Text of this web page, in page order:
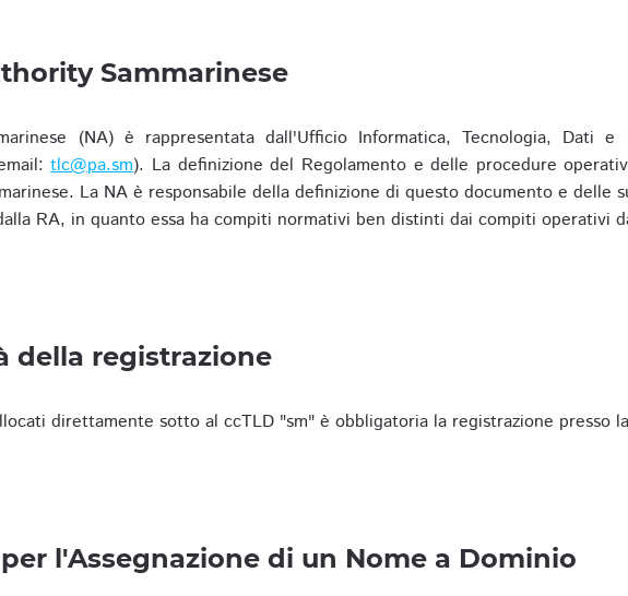
Sammarinese
(NA) è rappresentata dall'Ufficio Informatica, Tecnologia, Dati
tlc@pa.sm). La definizione del Regolamento e delle procedure
La NA è responsabile della definizione di questo documento e delle
RA, in quanto essa ha compiti normativi ben distinti dai compiti operativi
della registrazione
direttamente sotto al ccTLD "sm" è obbligatoria la registrazione presso
l'Assegnazione di un Nome a Dominio